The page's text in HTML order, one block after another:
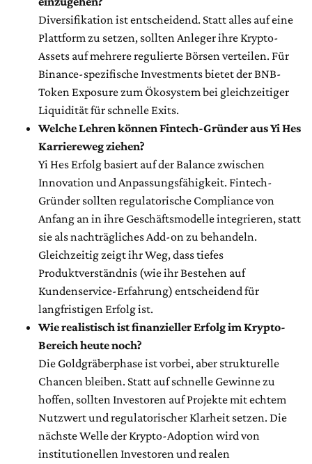
Diversifikation ist entscheidend. Statt alles auf eine
Plattform zu setzen, sollten Anleger ihre Krypto-
Assets auf mehrere regulierte Börsen verteilen. Für
Binance-spezifische Investments bietet der BNB-
Token Exposure zum Ökosystem bei gleichzeitiger
Liquidität für schnelle Exits.
Welche Lehren können Fintech-Gründer aus Yi Hes
Karriereweg ziehen?
Yi Hes Erfolg basiert auf der Balance zwischen
Innovation und Anpassungsfähigkeit. Fintech-
Gründer sollten regulatorische Compliance von
Anfang an in ihre Geschäftsmodelle integrieren, statt
sie als nachträgliches Add-on zu behandeln.
Gleichzeitig zeigt ihr Weg, dass tiefes
Produktverständnis (wie ihr Bestehen auf
Kundenservice-Erfahrung) entscheidend für
langfristigen Erfolg ist.
Wie realistisch ist finanzieller Erfolg im Krypto-
Bereich heute noch?
Die Goldgräberphase ist vorbei, aber strukturelle
Chancen bleiben. Statt auf schnelle Gewinne zu
hoffen, sollten Investoren auf Projekte mit echtem
Nutzwert und regulatorischer Klarheit setzen. Die
nächste Welle der Krypto-Adoption wird von
institutionellen Investoren und realen